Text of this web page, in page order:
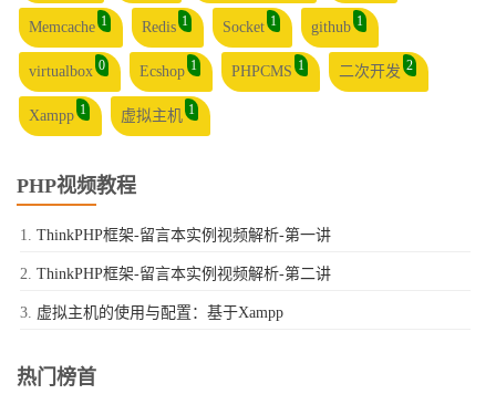
Memcache 1 Redis 1 Socket 1 github 1
virtualbox 0 Ecshop 1 PHPCMS 1 二次开发 2
Xampp 1 虚拟主机 1
PHP视频教程
ThinkPHP框架-留言本实例视频解析-第一讲
ThinkPHP框架-留言本实例视频解析-第二讲
虚拟主机的使用与配置：基于Xampp
热门榜首